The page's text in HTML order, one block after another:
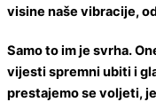
visine naše vibracije,
Samo to im je svrha.
vijesti spremni ubiti i
prestajemo se voljeti,